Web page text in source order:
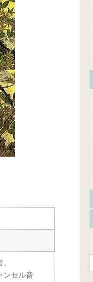
ンセル音